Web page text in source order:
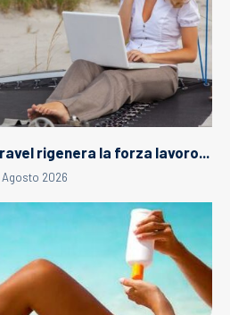
rigenera la forza lavoro...
Agosto 2026